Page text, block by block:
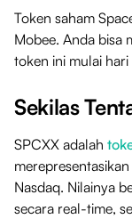
Token saham
Mobee. Anda bisa
token ini mulai hari
Sekilas
SPCXX adalah
Nasdaq. Nilainya
secara real-time,